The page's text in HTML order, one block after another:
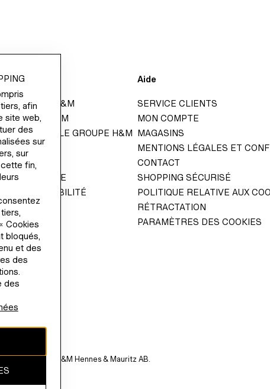
CHEZ H&M
GROUPE H&M
DURABLE GROUPE H&M
GOVERNANCE
D'ACCESSIBILITÉ
Aide
SERVICE CLIENTS
MON COMPTE
MAGASINS
MENTIONS LÉGALES ET
CONTACT
SHOPPING SÉCURISÉ
POLITIQUE RELATIVE AUX
RÉTRACTATION
PARAMÈTRES DES COOKIES
de H&M Hennes & Mauritz AB.
afin
site web,
des
sur
sur
fin,
Cookies
bloqués,
et des
des
des